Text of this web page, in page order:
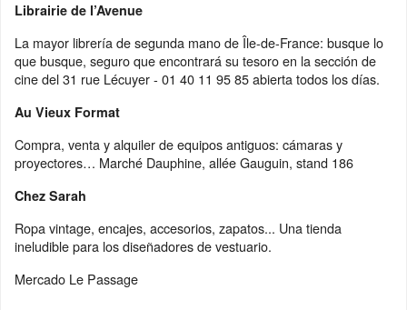
Librairie de l’Avenue
La mayor librería de segunda mano de Île-de-France: busque lo
que busque, seguro que encontrará su tesoro en la sección de
cine del 31 rue Lécuyer - 01 40 11 95 85 abierta todos los días.
Au Vieux Format
Compra, venta y alquiler de equipos antiguos: cámaras y
proyectores… Marché Dauphine, allée Gauguin, stand 186
Chez Sarah
Ropa vintage, encajes, accesorios, zapatos... Una tienda
ineludible para los diseñadores de vestuario.
Mercado Le Passage